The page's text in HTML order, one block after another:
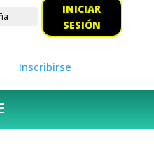
INICIAR
SESIÓN
Inscribirse